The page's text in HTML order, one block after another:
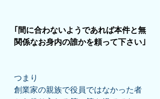
｢間に合わないようであれば本件と無
関係なお身内の誰かを頼って下さい｣
つまり
創業家の親族で役員ではなかった者